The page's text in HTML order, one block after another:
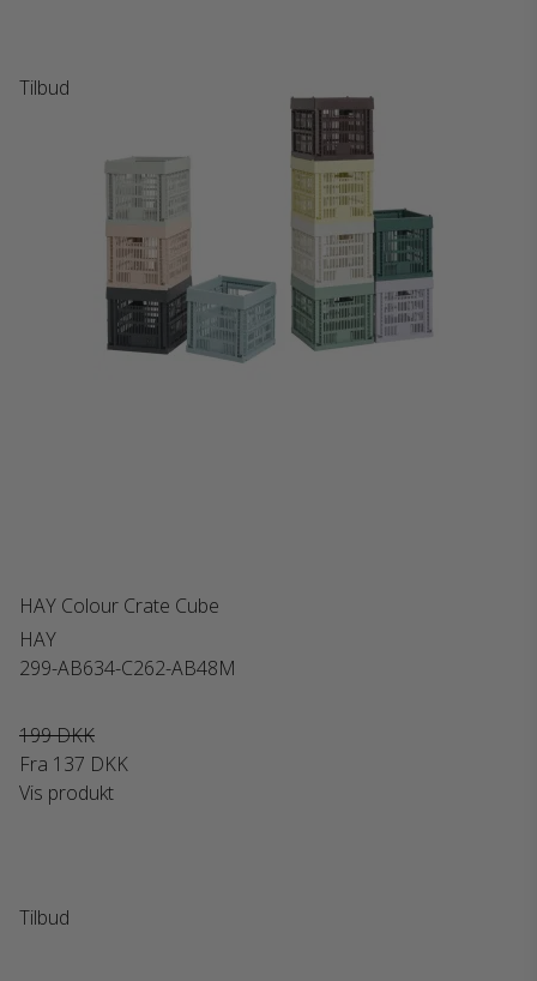
Tilbud
HAY Colour Crate Cube
HAY
299-AB634-C262-AB48M
199 DKK
Fra 137 DKK
Vis produkt
Tilbud